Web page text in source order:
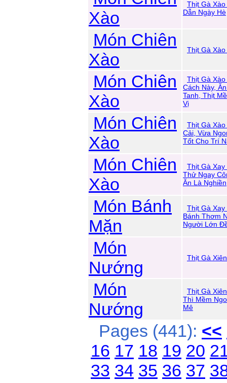
Xào
Thịt Gà
Dẫn Ngày Hè
Món Chiên
Xào
Thịt Gà
Món Chiên
Xào
Thịt Gà
Cách Này,
Tanh, Thịt
Vị
Món Chiên
Xào
Thịt Gà
Cải, Vừa
Tốt Cho Trí
Món Chiên
Xào
Thịt Gà
Thử Ngay
Ăn Là Nghiền
Món Bánh
Mặn
Thịt Gà
Bánh Thơm
Người Lớn
Món
Nướng
Thịt Gà
Món
Nướng
Thịt Gà
Thì Mềm
Mê
Pages (441): <<
16 17 18 19 20
33 34 35 36 37